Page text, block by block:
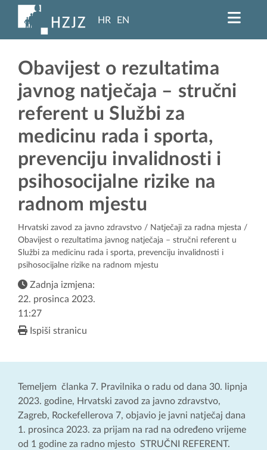
HR EN
Obavijest o rezultatima
javnog natječaja – stručni
referent u Službi za
medicinu rada i sporta,
prevenciju invalidnosti i
psihosocijalne rizike na
radnom mjestu
Hrvatski zavod za javno zdravstvo / Natječaji za radna mjesta /
Obavijest o rezultatima javnog natječaja – stručni referent u
Službi za medicinu rada i sporta, prevenciju invalidnosti i
psihosocijalne rizike na radnom mjestu
Zadnja izmjena:
22. prosinca 2023.
11:27
Ispiši stranicu
Temeljem članka 7. Pravilnika o radu od dana 30. lipnja
2023. godine, Hrvatski zavod za javno zdravstvo,
Zagreb, Rockefellerova 7, objavio je javni natječaj dana
1. prosinca 2023. za prijam na rad na određeno vrijeme
od 1 godine za radno mjesto STRUČNI REFERENT.